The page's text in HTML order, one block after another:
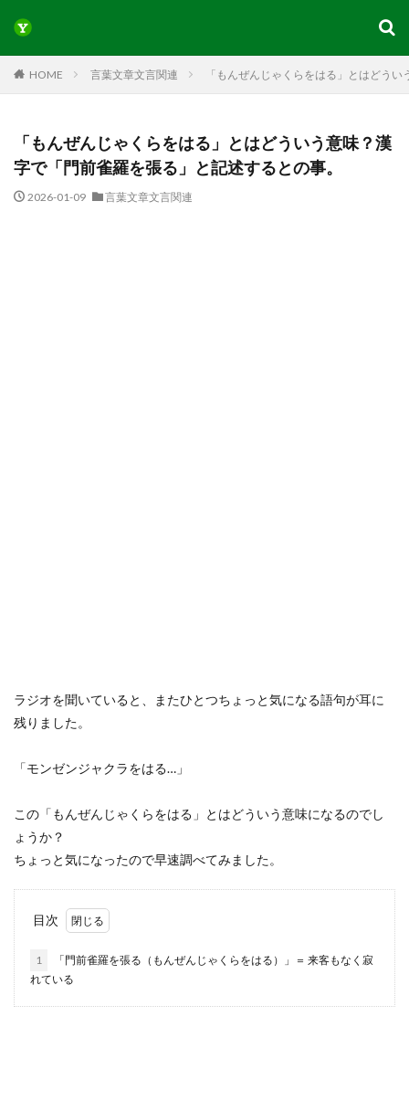
HOME 言葉文章文言関連 「もんぜんじゃくらをはる」とはどう
「もんぜんじゃくらをはる」とはどういう意味？漢
字で「門前雀羅を張る」と記述するとの事。
2026-01-09 言葉文章文言関連
ラジオを聞いていると、またひとつちょっと気になる語句が耳に
残りました。
「モンゼンジャクラをはる…」
この「もんぜんじゃくらをはる」とはどういう意味になるのでし
ょうか？
ちょっと気になったので早速調べてみました。
目次
1
「門前雀羅を張る（もんぜんじゃくらをはる）」＝ 来客もなく寂
れている